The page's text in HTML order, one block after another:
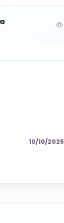
p/mes); en
Superior
apto,
10/10/2025